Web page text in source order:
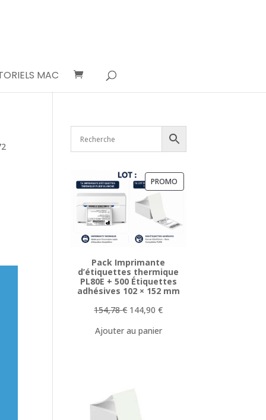
MAC
PROMO
Pack Imprimante
d’étiquettes thermique
PL80E + 500 Étiquettes
adhésives 102 × 152 mm
154,78€ Le
initial
144,90€Le
Ajouter au panier